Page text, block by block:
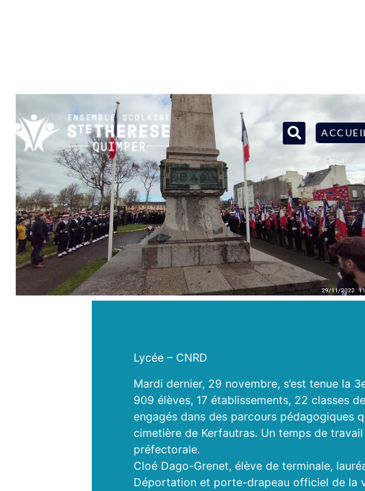
Lycée – CNRD
Mardi dernier, 29 novembre, s’est tenue la
909 élèves, 17 établissements, 22 classes
engagés dans des parcours pédagogiques
cimetière de Kerfautras. Un temps de
préfectorale.
Cloé Dago-Grenet, élève de terminale,
Déportation et porte-drapeau officiel de la